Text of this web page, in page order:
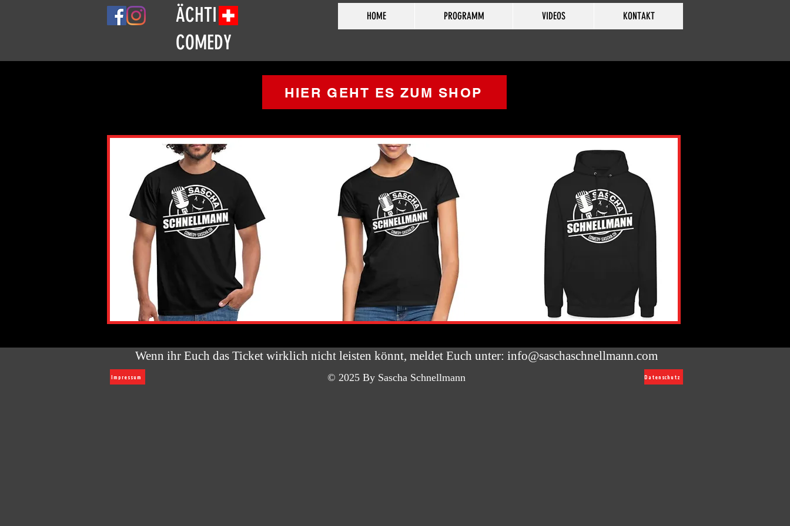
ÄCHTI
COMEDY
HOME PROGRAMM VIDEOS KONTAKT
HIER GEHT ES ZUM SHOP
Wenn ihr Euch das Ticket wirklich nicht leisten könnt, meldet Euch unter: info@saschaschnellmann.com
© 2025 By Sascha Schnellmann
Impressum Datenschutz